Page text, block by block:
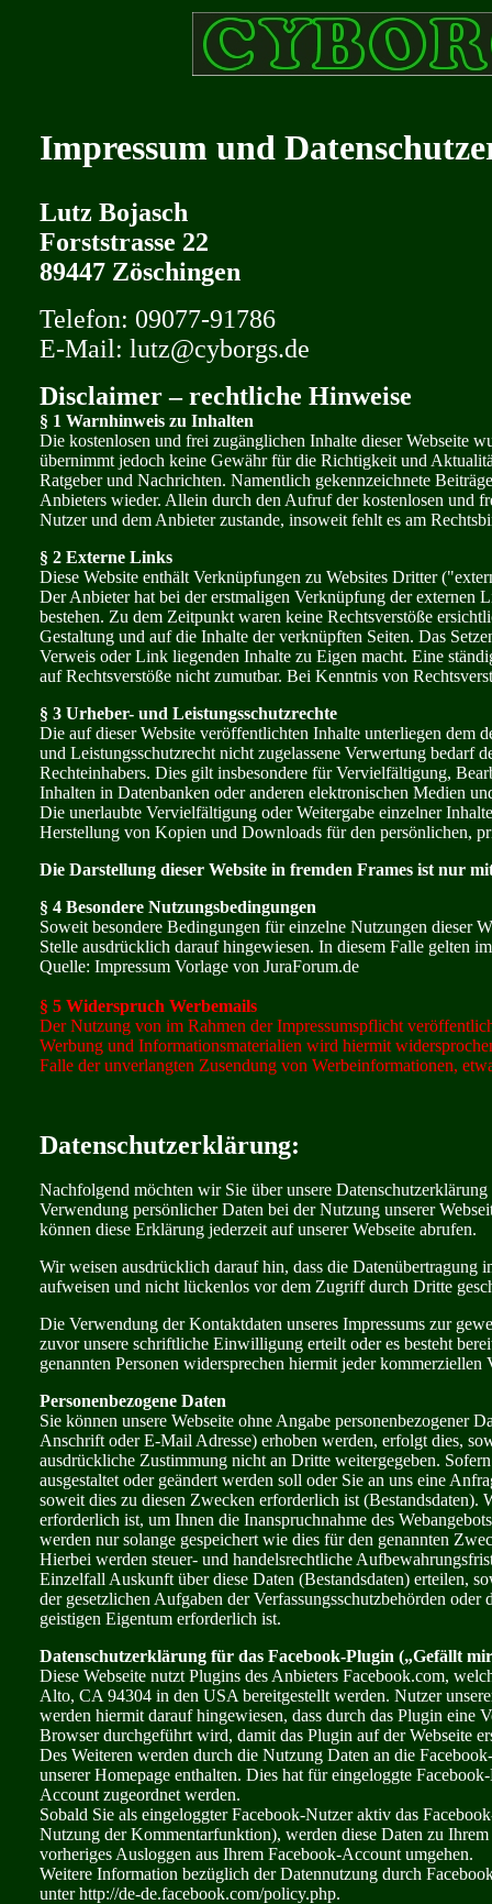
Impressum und
Lutz Bojasch
Forststrasse 22
89447 Zöschingen
Telefon: 09077-91786
E-Mail: lutz@cyborgs.de
Disclaimer – rechtliche Hinweise
§ 1 Warnhinweis zu Inhalten
Die kostenlosen und frei zugänglichen Inhalte dieser Webseite
übernimmt jedoch keine Gewähr für die Richtigkeit und
Ratgeber und Nachrichten. Namentlich gekennzeichnete
Anbieters wieder. Allein durch den Aufruf der kostenlosen und
Nutzer und dem Anbieter zustande, insoweit fehlt es am
§ 2 Externe Links
Diese Website enthält Verknüpfungen zu Websites Dritter
Der Anbieter hat bei der erstmaligen Verknüpfung der externen
bestehen. Zu dem Zeitpunkt waren keine Rechtsverstöße
Gestaltung und auf die Inhalte der verknüpften Seiten. Das
Verweis oder Link liegenden Inhalte zu Eigen macht. Eine
auf Rechtsverstöße nicht zumutbar. Bei Kenntnis von
§ 3 Urheber- und Leistungsschutzrechte
Die auf dieser Website veröffentlichten Inhalte unterliegen dem
und Leistungsschutzrecht nicht zugelassene Verwertung
Rechteinhabers. Dies gilt insbesondere für Vervielfältigung,
Inhalten in Datenbanken oder anderen elektronischen Medien
Die unerlaubte Vervielfältigung oder Weitergabe einzelner
Herstellung von Kopien und Downloads für den persönlichen,
Die Darstellung dieser Website in fremden Frames ist nur
§ 4 Besondere Nutzungsbedingungen
Soweit besondere Bedingungen für einzelne Nutzungen dieser
Stelle ausdrücklich darauf hingewiesen. In diesem Falle gelten
Quelle: Impressum Vorlage von JuraForum.de
§ 5 Widerspruch Werbemails
Der Nutzung von im Rahmen der Impressumspflicht
Werbung und Informationsmaterialien wird hiermit
Falle der unverlangten Zusendung von Werbeinformationen,
Datenschutzerklärung:
Nachfolgend möchten wir Sie über unsere
Verwendung persönlicher Daten bei der Nutzung unserer
können diese Erklärung jederzeit auf unserer Webseite abrufen.
Wir weisen ausdrücklich darauf hin, dass die
aufweisen und nicht lückenlos vor dem Zugriff durch Dritte
Die Verwendung der Kontaktdaten unseres Impressums zur
zuvor unsere schriftliche Einwilligung erteilt oder es besteht
genannten Personen widersprechen hiermit jeder
Personenbezogene Daten
Sie können unsere Webseite ohne Angabe personenbezogener
Anschrift oder E-Mail Adresse) erhoben werden, erfolgt dies,
ausdrückliche Zustimmung nicht an Dritte weitergegeben.
ausgestaltet oder geändert werden soll oder Sie an uns eine
soweit dies zu diesen Zwecken erforderlich ist (Bestandsdaten).
erforderlich ist, um Ihnen die Inanspruchnahme des
werden nur solange gespeichert wie dies für den genannten
Hierbei werden steuer- und handelsrechtliche
Einzelfall Auskunft über diese Daten (Bestandsdaten) erteilen,
der gesetzlichen Aufgaben der Verfassungsschutzbehörden
geistigen Eigentum erforderlich ist.
Datenschutzerklärung für das Facebook-Plugin („Gefällt
Diese Webseite nutzt Plugins des Anbieters Facebook.com,
Alto, CA 94304 in den USA bereitgestellt werden. Nutzer
werden hiermit darauf hingewiesen, dass durch das Plugin
Browser durchgeführt wird, damit das Plugin auf der Webseite
Des Weiteren werden durch die Nutzung Daten an die
unserer Homepage enthalten. Dies hat für eingeloggte
Account zugeordnet werden.
Sobald Sie als eingeloggter Facebook-Nutzer aktiv das
Nutzung der Kommentarfunktion), werden diese Daten zu
vorheriges Ausloggen aus Ihrem Facebook-Account umgehen.
Weitere Information bezüglich der Datennutzung durch
unter http://de-de.facebook.com/policy.php.